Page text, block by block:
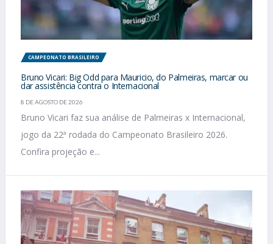
CAMPEONATO BRASILEIRO
Bruno Vicari: Big Odd para Mauricio, do Palmeiras, marcar ou
dar assistência contra o Internacional
8 DE AGOSTO DE 2026
Bruno Vicari faz sua análise de Palmeiras x Internacional,
jogo da 22ª rodada do Campeonato Brasileiro 2026.
Confira projeção e...